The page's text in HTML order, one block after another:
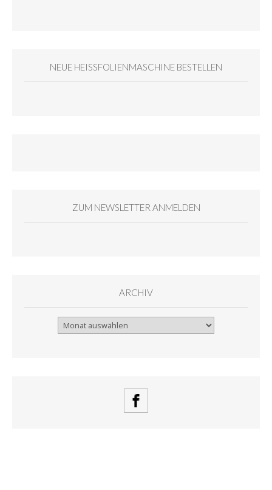
NEUE HEISSFOLIENMASCHINE BESTELLEN
ZUM NEWSLETTER ANMELDEN
ARCHIV
Archiv